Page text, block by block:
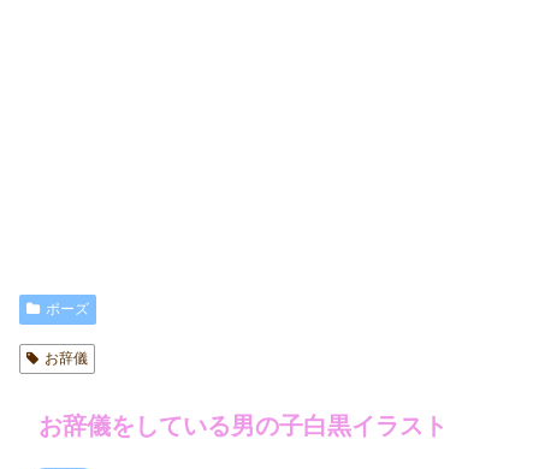
ポーズ
お辞儀
お辞儀をしている男の子白黒イラスト